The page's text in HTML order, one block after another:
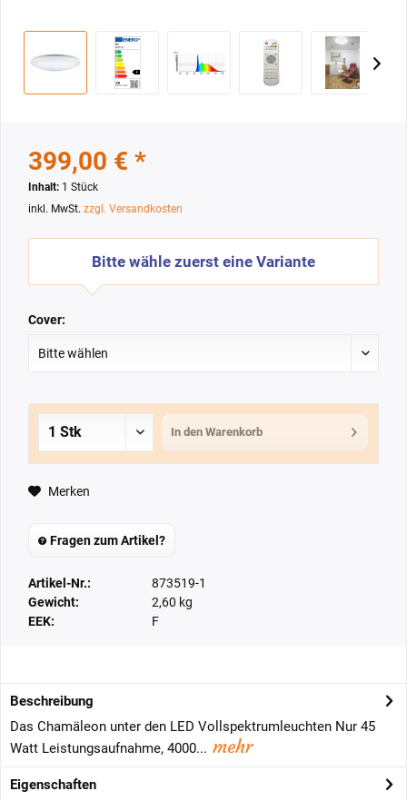
399,00 € *
Inhalt: 1 Stück
inkl. MwSt. zzgl. Versandkosten
Bitte wähle zuerst eine Variante
Cover:
In den Warenkorb
Merken
Fragen zum Artikel?
Artikel-Nr.:
873519-1
Gewicht:
2,60 kg
EEK:
F
Beschreibung
Das Chamäleon unter den LED Vollspektrumleuchten Nur 45
Watt Leistungsaufnahme, 4000... mehr
Eigenschaften